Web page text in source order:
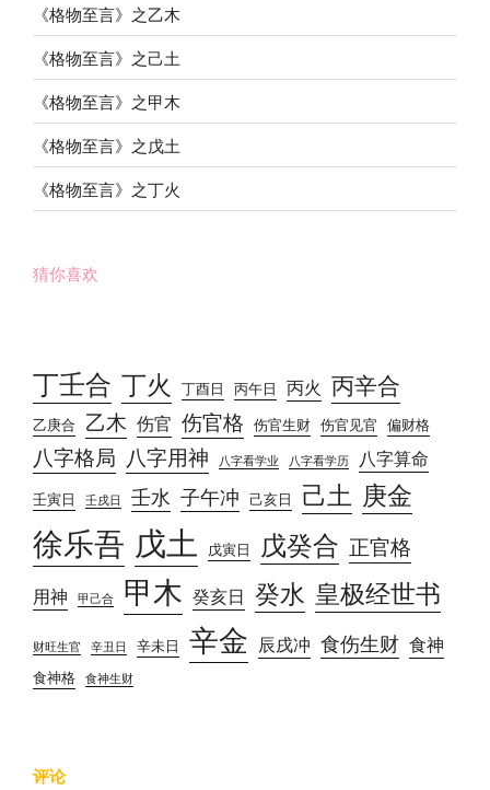
《格物至言》之乙木
《格物至言》之己土
《格物至言》之甲木
《格物至言》之戊土
《格物至言》之丁火
猜你喜欢
丁壬合 丁火 丁酉日 丙午日 丙火 丙辛合
乙庚合 乙木 伤官 伤官格 伤官生财 伤官见官 偏财格
八字格局 八字用神 八字看学业 八字看学历 八字算命
壬寅日 壬戌日 壬水 子午冲 己亥日 己土 庚金
徐乐吾 戊土 戊寅日 戊癸合 正官格
用神 甲己合 甲木 癸亥日 癸水 皇极经世书
财旺生官 辛丑日 辛未日 辛金 辰戌冲 食伤生财 食神
食神格 食神生财
评论